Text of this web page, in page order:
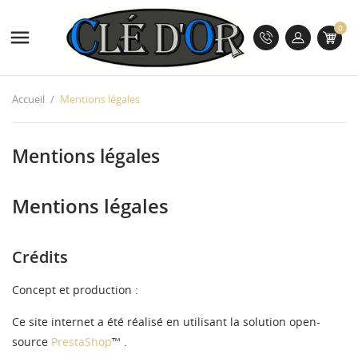
 0
Accueil Mentions légales
Mentions légales
Mentions légales
Crédits
Concept et production :
Ce site internet a été réalisé en utilisant la solution open-
source PrestaShop™ .
((MODALTITLE))
CRÉER UNE LISTE D'ENVIES
CONNEXION